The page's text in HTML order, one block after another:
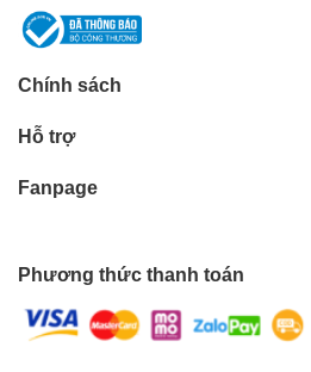
Chính sách
Hỗ trợ
Fanpage
Phương thức thanh toán